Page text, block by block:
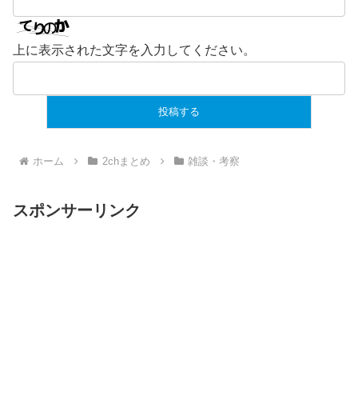
上に表示された文字を入力してください。
ホーム 2chまとめ 雑談・考察
スポンサーリンク